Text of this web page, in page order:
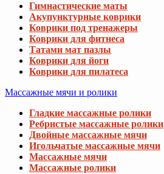
Гимнастические маты
Акупунктурные коврики
Коврики под тренажеры
Коврики для фитнеса
Татами мат пазлы
Коврики для йоги
Коврики для пилатеса
Массажные мячи и ролики
Гладкие массажные ролики
Ребристые массажные ролики
Двойные массажные мячи
Игольчатые массажные мячи
Массажные мячи
Массажные ролики